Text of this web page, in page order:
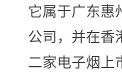
它属于广东惠
公司，并在香
二家电子烟上